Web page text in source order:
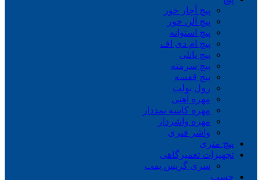
پیچ آچار خور
پیچ آلن خور
پیچ استوانه
پیچ ام دی اف
پیچ پانلی
پیچ سرمته
پیچ قفسه
رول بولت
مهره آهنی
مهره کاسه نمددار
مهره واشردار
واشر فنری
پیچ متری
تجهیزات تعمیرگاهی
سری گریس پمپ
چسب